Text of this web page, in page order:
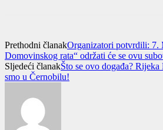
Prethodni članakOrganizatori potvrdili: 7.
Domovinskog rata“ održati će se ovu
Sljedeći članakŠto se ovo događa?
smo u Černobilu!